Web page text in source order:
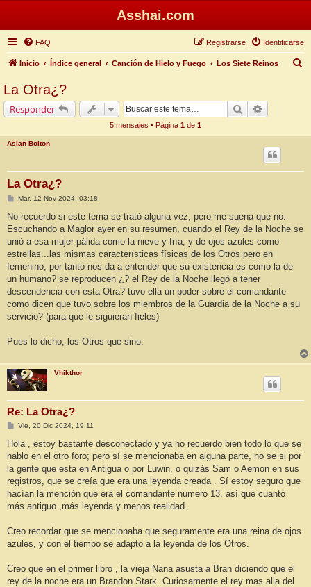
Asshai.com
FAQ Identificarse
Registrarse
Inicio Índice general Canción de Hielo y Fuego Los Siete Reinos
La Otra¿?
Responder Buscar
5 mensajes • Página 1 de 1
Aslan Bolton
La Otra¿?
M
n
a
j
Mar, 12 Nov 2024, 03:18
No recuerdo si este tema se trató alguna vez, pero me suena que no.
Escuchando a Maglor ayer en su resumen, cuando el Rey de la Noche se
unió a esa mujer pálida como la nieve y fría, y de ojos azules como
estrellas...las mismas características físicas de los Otros pero en
femenino, por tanto nos da a entender que su existencia es como la de
un humano? se reproducen ¿? el Rey de la Noche llegó a tener
descendencia con esta Otra? tuvo ella un poder sobre el comandante
como dicen que tuvo sobre los miembros de la Guardia de la Noche a su
servicio? (para que le siguieran fieles)
Pues lo dicho, los Otros que sino.
Vhikthor
Re: La Otra¿?
M
n
a
e
Vie, 20 Dic 2024, 19:11
Hola , estoy bastante desconectado y ya no recuerdo bien todo lo que se
hablo en el otro foro; pero sí se mencionaba en alguna parte, no se si por
la gente que esta en Antigua o por Luwin, o quizás Sam o Aemon en sus
registros, que se creía que era una leyenda creada . Sí estoy seguro que
hacían la mención que era el comandante numero 13, así que cuanto
más antiguo ,más leyenda y menos realidad.
Creo recordar que se mencionaba que seguramente era una reina de ojos
azules, y con el tiempo se adapto a la leyenda de los Otros.
Creo que en el primer libro , la vieja Nana asusta a Bran diciendo que el
rey de la noche era un Brandon Stark. Curiosamente el rey mas alla del